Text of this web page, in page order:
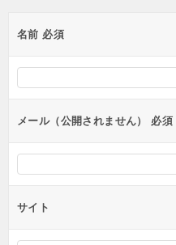
ー
シ
ン
名前 必須
メール（公開されません） 必須
サイト